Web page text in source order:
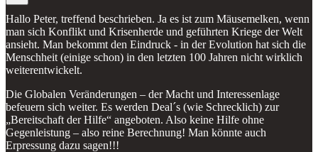
Hallo Peter, treffend beschrieben. Ja es ist zum Mäusemelken, wenn
man sich Konflikt und Krisenherde und geführten Kriege der Welt
ansieht. Man bekommt den Eindruck - in der Evolution hat sich die
Menschheit (einige schon) in den letzten 100 Jahren nicht wirklich
weiterentwickelt.
Die Globalen Veränderungen – der Macht und Interessenlage
befeuern sich weiter. Es werden Deal´s (wie Schrecklich) zur
„Bereitschaft der Hilfe“ angeboten. Also keine Hilfe ohne
Gegenleistung – also reine Berechnung! Man könnte auch
Erpressung dazu sagen!!!